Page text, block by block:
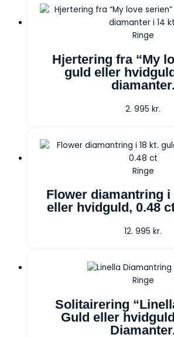
Ringe
Hjertering fra “My
guld eller
diamanter.
2. 995 kr.
Ringe
Flower diamantring i
eller hvidguld, 0.48
12. 995 kr.
Ringe
Solitairering
Guld eller